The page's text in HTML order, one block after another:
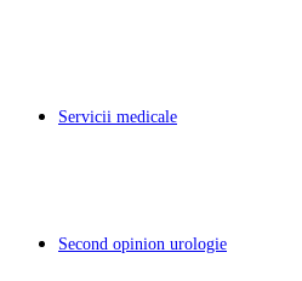
Servicii medicale
Second opinion urologie